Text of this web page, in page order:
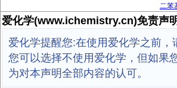
二苯
爱化学(www.ichemistry.cn)免责声
爱化学提醒您:在使用爱化学之前
您可以选择不使用爱化学，但如果
为对本声明全部内容的认可。